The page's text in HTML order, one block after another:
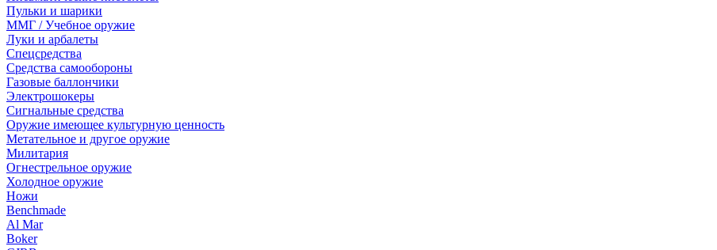
Пульки и шарики
ММГ / Учебное оружие
Луки и арбалеты
Спецсредства
Средства самообороны
Газовые баллончики
Электрошокеры
Сигнальные средства
Оружие имеющее культурную ценность
Метательное и другое оружие
Милитария
Огнестрельное оружие
Холодное оружие
Ножи
Benchmade
Al Mar
Boker